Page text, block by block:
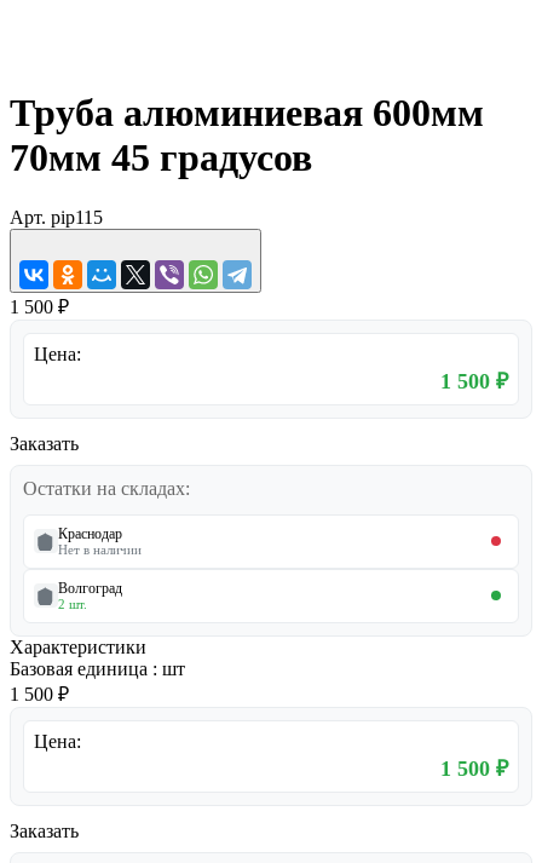
Труба алюминиевая 600мм
70мм 45 градусов
Арт. pip115
1 500 ₽
Цена:
1 500 ₽
Заказать
Остатки на складах:
Краснодар
Нет в наличии
Волгоград
2 шт.
Характеристики
Базовая единица : шт
1 500 ₽
Цена:
1 500 ₽
Заказать